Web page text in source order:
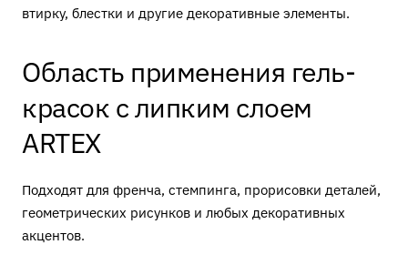
втирку, блестки и другие декоративные элементы.
Область применения гель-
красок с липким слоем
ARTEX
Подходят для френча, стемпинга, прорисовки деталей,
геометрических рисунков и любых декоративных
акцентов.